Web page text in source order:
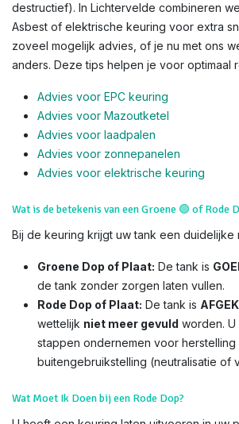
destructief). In Lichtervelde combineren
Asbest of elektrische keuring voor extra
zoveel mogelijk advies, of je nu met ons
anders. Deze tips helpen je voor optimaal
Advies voor EPC keuring
Advies voor Mazoutketel
Advies voor laadpalen
Advies voor zonnepanelen
Advies voor elektrische keuring
Wat is de betekenis van een Groene 🟢 of Rode
Bij de keuring krijgt uw tank een duidelijke
Groene Dop of Plaat: De tank is
de tank zonder zorgen laten vullen.
Rode Dop of Plaat: De tank is
wettelijk niet meer gevuld worden. U
stappen ondernemen voor herstelling
buitengebruikstelling (neutralisatie of
Wat Moet Ik Doen bij een Rode Dop?